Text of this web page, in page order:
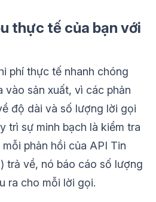
thực tế của bạn với
phí thực tế nhanh chóng
vào sản xuất, vì các phản
độ dài và số lượng lời gọi
trì sự minh bạch là kiểm tra
mỗi phản hồi của API Tin
trả về, nó báo cáo số lượng
ra cho mỗi lời gọi.